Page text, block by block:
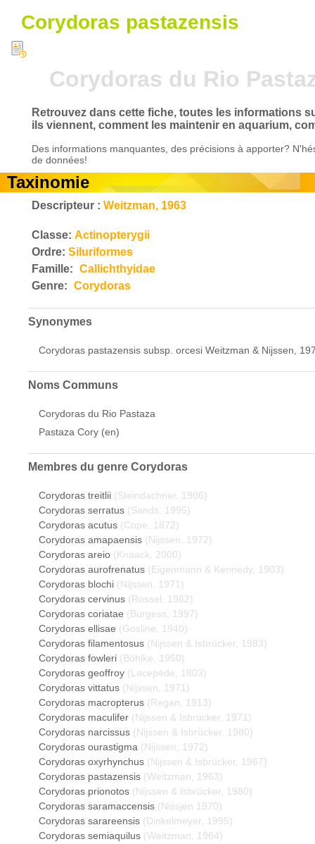
Corydoras pastazensis
Corydoras du Rio
Retrouvez dans cette fiche, toutes les informations
ils viennent, comment les maintenir en aquarium,
Des informations manquantes, des précisions à apporter?
de données!
Taxinomie
Descripteur : Weitzman, 1963
Classe: Actinopterygii
Ordre: Siluriformes
Famille: Callichthyidae
Genre: Corydoras
Synonymes
Corydoras pastazensis subsp. orcesi Weitzman & Nijssen,
Noms Communs
Corydoras du Rio Pastaza
Pastaza Cory (en)
Membres du genre Corydoras
Corydoras treitlii (Steindachner, 1906)
Corydoras serratus (Sands, 1995)
Corydoras acutus (Cope, 1872)
Corydoras amapaensis (Nijssen, 1972)
Corydoras areio (Knaack, 2000)
Corydoras aurofrenatus (Eigenmann & Kennedy, 1903)
Corydoras blochi (Nijssen, 1971)
Corydoras cervinus (Rossel, 1962)
Corydoras coriatae (Burgess, 1997)
Corydoras ellisae (Gosline, 1940)
Corydoras filamentosus (Nijssen & Isbrücker, 1983)
Corydoras fowleri (Böhlke, 1950)
Corydoras geoffroy (Lacepède, 1803)
Corydoras vittatus (Nijssen, 1971)
Corydoras macropterus (Regan, 1913)
Corydoras maculifer (Nijssen & Isbrücker, 1971)
Corydoras narcissus (Nijssen & Isbrücker, 1980)
Corydoras ourastigma (Nijssen, 1972)
Corydoras oxyrhynchus (Nijssen & Isbrücker, 1967)
Corydoras pastazensis (Weitzman, 1963)
Corydoras prionotos (Nijssen & Isbrücker, 1980)
Corydoras saramaccensis (Nissjen 1970)
Corydoras sarareensis (Dinkelmeyer, 1995)
Corydoras semiaquilus (Weitzman, 1964)